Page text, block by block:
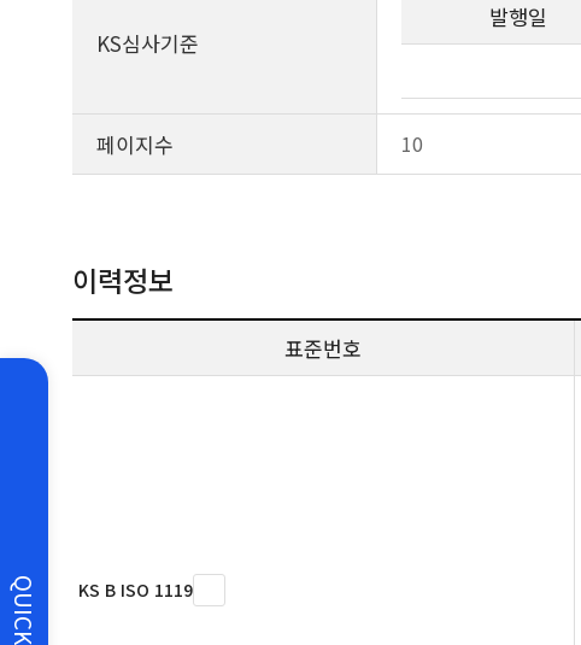
QUICK
KS심사기준
발행일
페이지수 10
이력정보
표준번호
KS B ISO 1119